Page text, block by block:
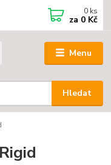
Menu
Hledat
0 ks
za 0 Kč